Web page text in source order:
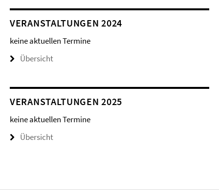
VERANSTALTUNGEN 2024
keine aktuellen Termine
Übersicht
VERANSTALTUNGEN 2025
keine aktuellen Termine
Übersicht